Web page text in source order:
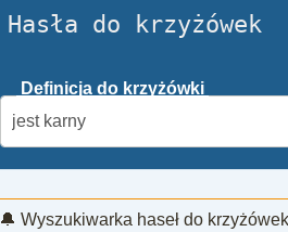
Hasła do krzyżówek
Definicja do krzyżówki
🔔 Wyszukiwarka haseł do